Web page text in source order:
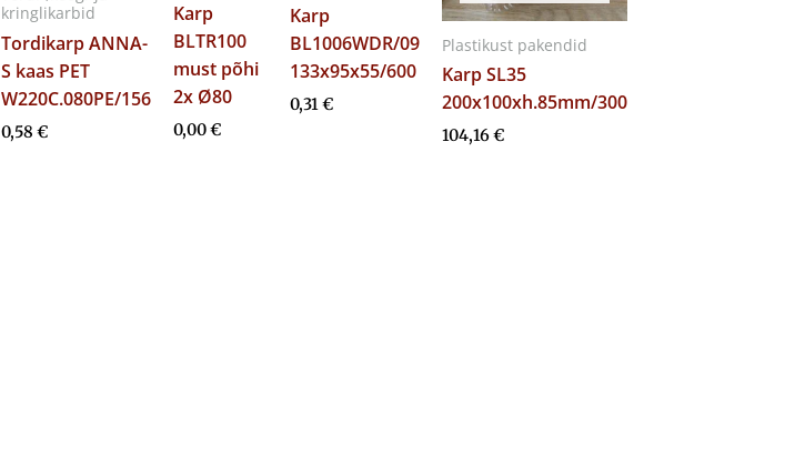
kringlikarbid
Tordikarp ANNA-
S kaas PET
W220C.080PE/156
0,58 €
Karp
BLTR100
must põhi
2x Ø80
0,00€
Karp
BL1006WDR/09
133x95x55/600
0,31€
Plastikust pakendid
Karp SL35
200x100xh.85mm/300
104,16€